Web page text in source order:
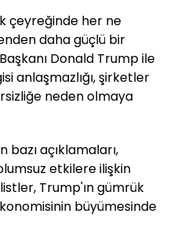
çeyreğinde her ne
daha güçlü bir
Donald Trump ile
anlaşmazlığı, şirketler
neden olmaya
bazı açıklamaları,
etkilere ilişkin
Trump'ın gümrük
büyümesinde